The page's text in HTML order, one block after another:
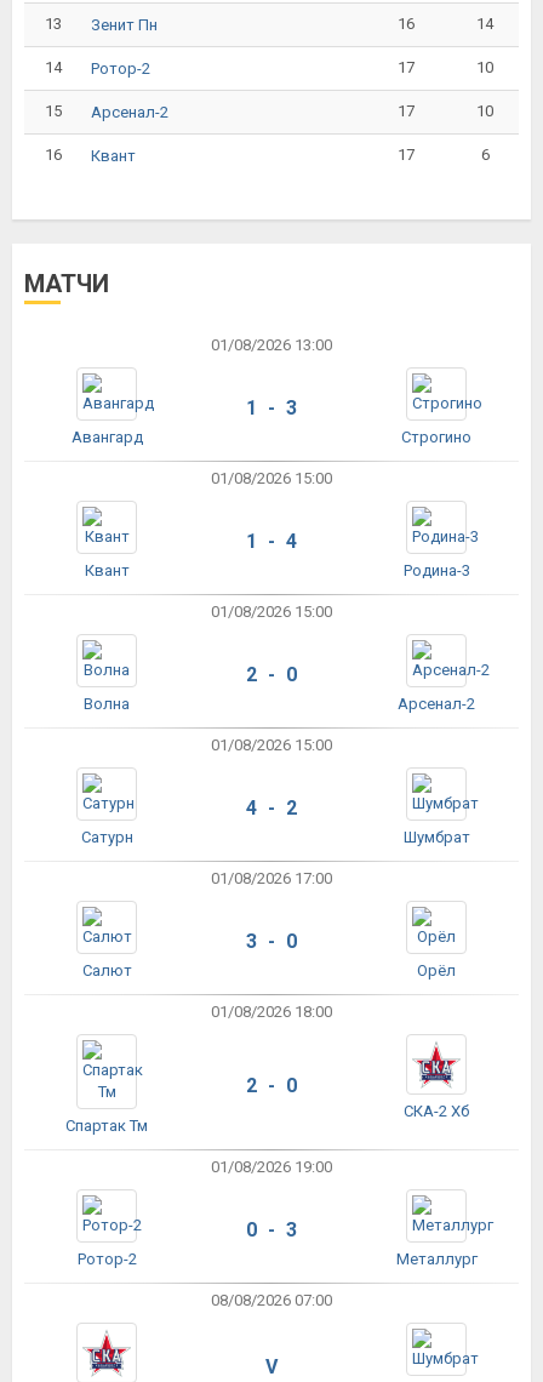
13 Зенит Пн 16 14
14 Ротор-2 17 10
15 Арсенал-2 17 10
16 Квант 17 6
МАТЧИ
01/08/2026 13:00
Авангард
1 - 3
Строгино
01/08/2026 15:00
Квант
1 - 4
Родина-3
01/08/2026 15:00
Волна
2 - 0
Арсенал-2
01/08/2026 15:00
Сатурн
4 - 2
Шумбрат
01/08/2026 17:00
Салют
3 - 0
Орёл
01/08/2026 18:00
Спартак Тм
2 - 0
СКА-2 Хб
01/08/2026 19:00
Ротор-2
0 - 3
Металлург
08/08/2026 07:00
V